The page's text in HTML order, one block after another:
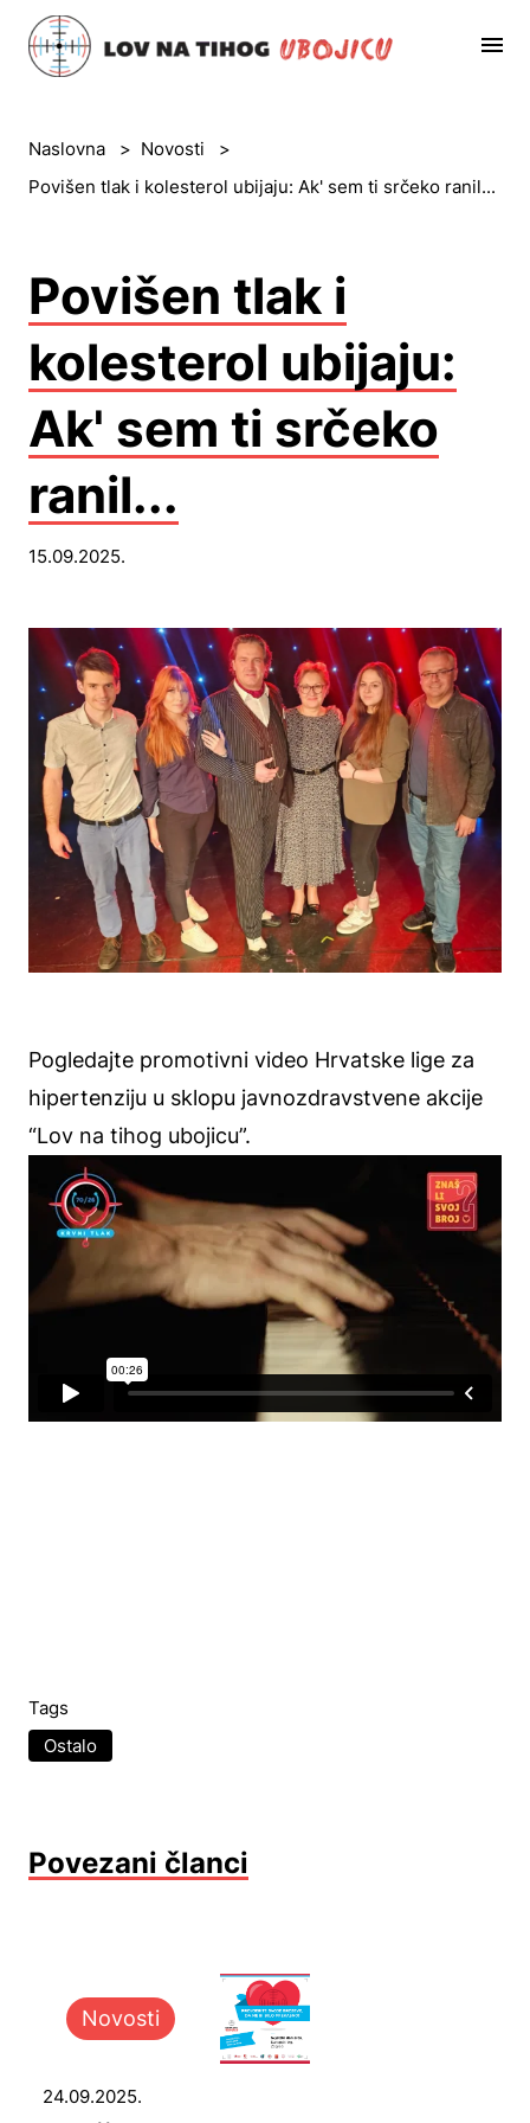
Naslovna > Novosti
>
Povišen tlak i kolesterol ubijaju: Ak' sem ti srčeko ranil...
Povišen tlak i
kolesterol ubijaju:
Ak' sem ti srčeko
ranil...
15.09.2025.
Pogledajte promotivni video Hrvatske lige za
hipertenziju u sklopu javnozdravstvene akcije
“Lov na tihog ubojicu”.
Tags
Ostalo
Povezani članci
Novosti
24.09.2025.